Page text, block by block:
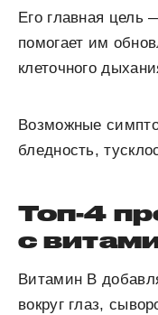
Его главная цель
помогает им
клеточного
Возможные
бледность,
Топ-4
с
Витамин В
вокруг глаз,